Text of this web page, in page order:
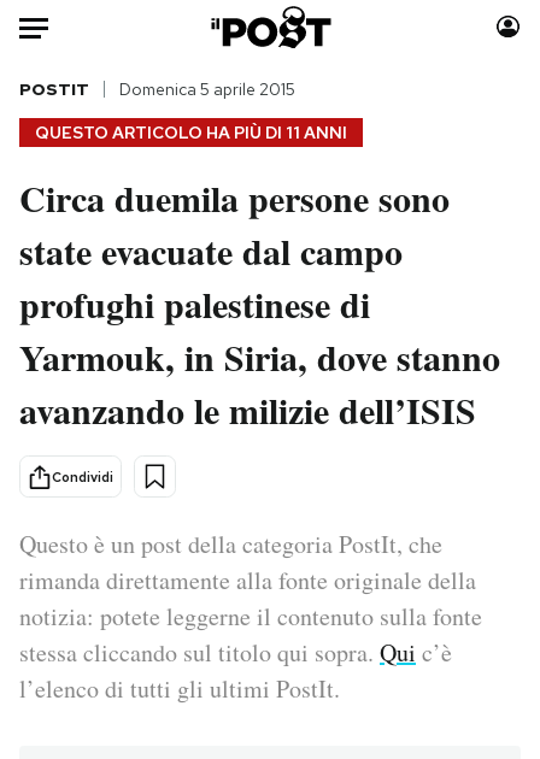
Auto
HOME
Italia
Politica
Tecnologia
Scienza
Cultura
Sport
Moda
Consumismi
Storie/Idee
Media
Europa
PODCAST
NEWSLETTER
QUESTO ARTICOLO HA PIÙ DI 11 ANNI
POSTIT Domenica 5 aprile 2015
Circa duemila persone sono
state evacuate dal campo
profughi palestinese di
Yarmouk, in Siria, dove stanno
avanzando le milizie dell’ISIS
Condividi
Questo è un post della categoria PostIt, che
rimanda direttamente alla fonte originale della
notizia: potete leggerne il contenuto sulla fonte
stessa cliccando sul titolo qui sopra. Qui c’è
l’elenco di tutti gli ultimi PostIt.